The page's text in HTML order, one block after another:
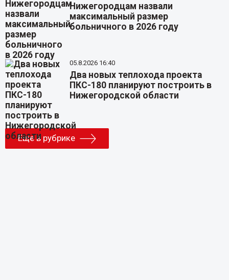
Нижегородцам назвали
максимальный размер
больничного в 2026 году
05.8.2026 16:40
Два новых теплохода проекта
ПКС-180 планируют построить в
Нижегородской области
Еще в рубрике